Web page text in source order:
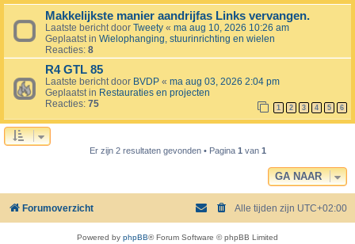
Makkelijkste manier aandrijfas Links vervangen.
Laatste bericht door Tweety « ma aug 10, 2026 10:26 am
Geplaatst in Wielophanging, stuurinrichting en wielen
Reacties: 8
R4 GTL 85
Laatste bericht door BVDP « ma aug 03, 2026 2:04 pm
Geplaatst in Restauraties en projecten
Reacties: 75 1 2 3 4 5 6
Er zijn 2 resultaten gevonden • Pagina 1van 1
GA NAAR
Forumoverzicht Alle tijden zijn UTC+02:00
Powered by phpBB® Forum Software © phpBB Limited